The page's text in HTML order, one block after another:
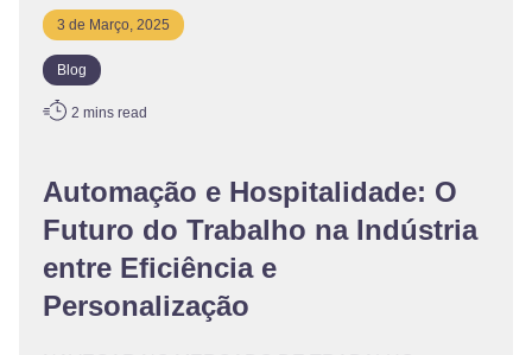
3 de Março, 2025
Blog
2 mins read
Automação e Hospitalidade: O
Futuro do Trabalho na Indústria
entre Eficiência e
Personalização